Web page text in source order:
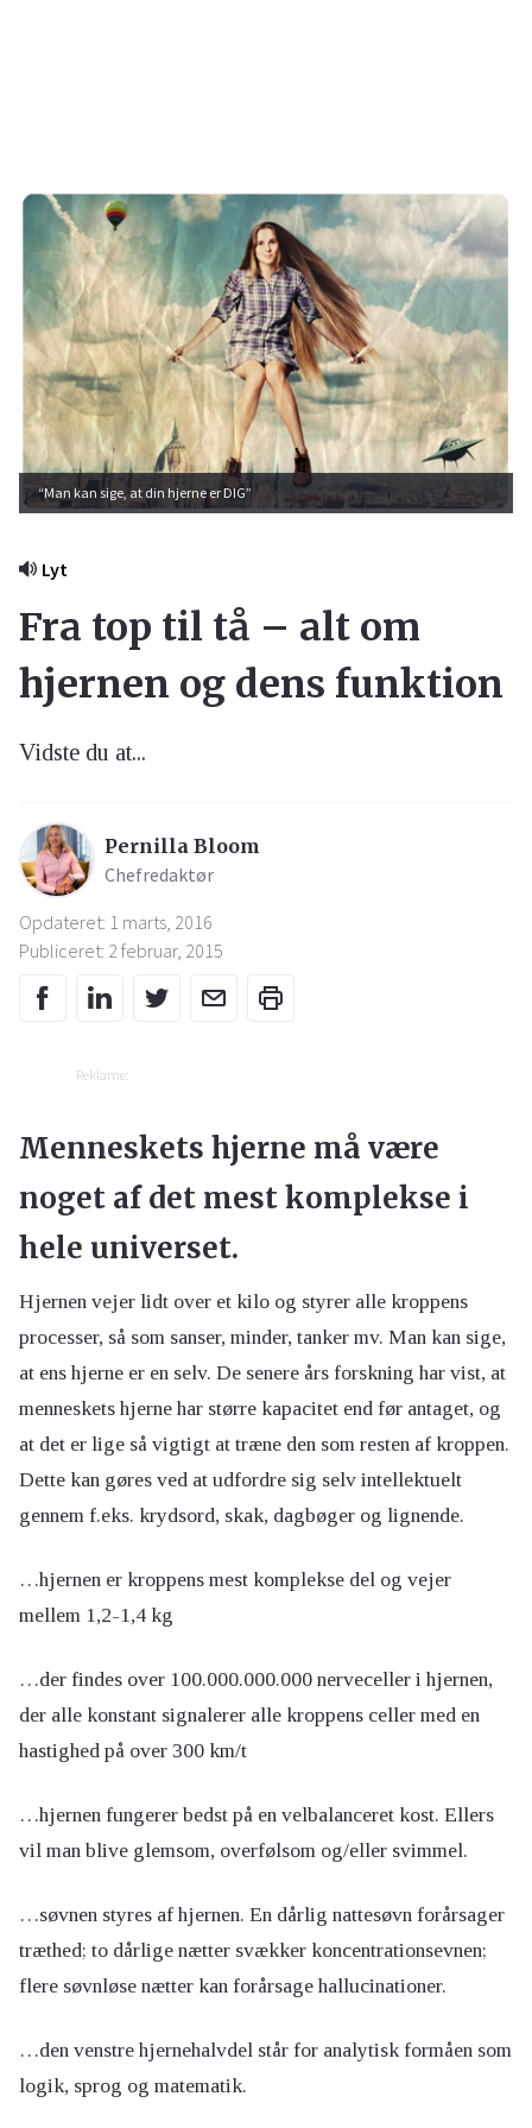
“Man kan sige, at din hjerne er DIG”
Lyt
Fra top til tå – alt om
hjernen og dens funktion
Vidste du at...
Pernilla Bloom
Chefredaktør
Opdateret: 1 marts, 2016
Publiceret: 2 februar, 2015
Reklame:
Menneskets hjerne må være
noget af det mest komplekse i
hele universet.
Hjernen vejer lidt over et kilo og styrer alle kroppens
processer, så som sanser, minder, tanker mv. Man kan sige,
at ens hjerne er en selv. De senere års forskning har vist, at
menneskets hjerne har større kapacitet end før antaget, og
at det er lige så vigtigt at træne den som resten af kroppen.
Dette kan gøres ved at udfordre sig selv intellektuelt
gennem f.eks. krydsord, skak, dagbøger og lignende.
…hjernen er kroppens mest komplekse del og vejer
mellem 1,2-1,4 kg
…der findes over 100.000.000.000 nerveceller i hjernen,
der alle konstant signalerer alle kroppens celler med en
hastighed på over 300 km/t
…hjernen fungerer bedst på en velbalanceret kost. Ellers
vil man blive glemsom, overfølsom og/eller svimmel.
…søvnen styres af hjernen. En dårlig nattesøvn forårsager
træthed; to dårlige nætter svækker koncentrationsevnen;
flere søvnløse nætter kan forårsage hallucinationer.
…den venstre hjernehalvdel står for analytisk formåen som
logik, sprog og matematik.